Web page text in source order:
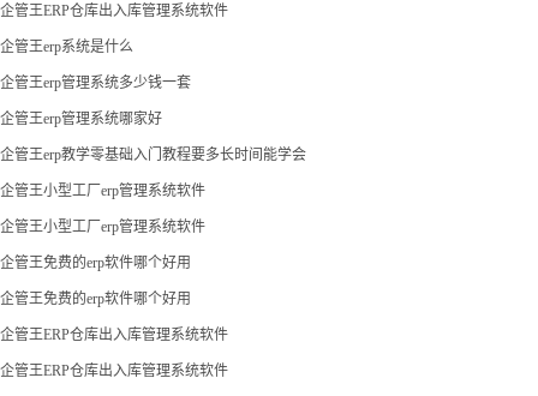
企管王ERP仓库出入库管理系统软件
企管王erp系统是什么
企管王erp管理系统多少钱一套
企管王erp管理系统哪家好
企管王erp教学零基础入门教程要多长时间能学会
企管王小型工厂erp管理系统软件
企管王小型工厂erp管理系统软件
企管王免费的erp软件哪个好用
企管王免费的erp软件哪个好用
企管王ERP仓库出入库管理系统软件
企管王ERP仓库出入库管理系统软件